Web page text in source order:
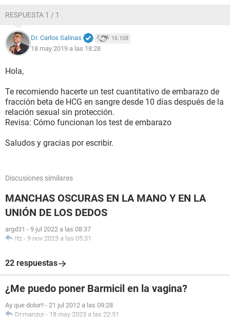
RESPUESTA 1 / 1
Dr. Carlos Salinas 16.108
18 may 2019 a las 18:28
Hola,
Te recomiendo hacerte un test cuantitativo de embarazo de
fracción beta de HCG en sangre desde 10 días después de la
relación sexual sin protección.
Revisa: Cómo funcionan los test de embarazo
Saludos y gracias por escribir.
Discusiones similares
MANCHAS OSCURAS EN LA MANO Y EN LA
UNIÓN DE LOS DEDOS
argd31 - 9 jul 2022 a las 08:37
Itz - 9 nov 2023 a las 05:31
22 respuestas
¿Me puedo poner Barmicil en la vagina?
Ay que dolor!! - 21 jul 2012 a las 09:28
Dr.manzur - 18 may 2023 a las 22:51